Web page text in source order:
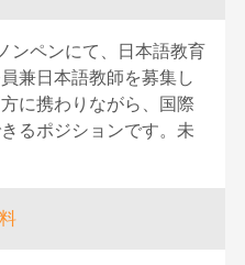
ンペンにて、日本語教育
兼日本語教師を募集し
に携わりながら、国際
るポジションです。未